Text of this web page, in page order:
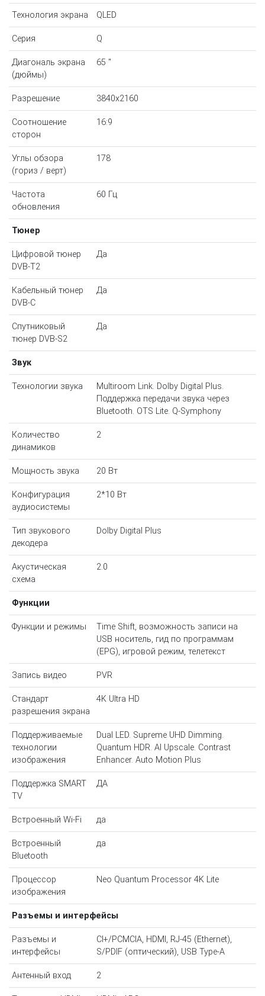
Технология экрана QLED
Серия Q
Диагональ экрана
(дюймы)
65 "
Разрешение 3840x2160
Соотношение
сторон
16:9
Углы обзора
(гориз / верт)
178
Частота
обновления
60 Гц
Тюнер
Цифровой тюнер
DVB-T2
Да
Кабельный тюнер
DVB-C
Да
Спутниковый
тюнер DVB-S2
Да
Звук
Технологии звука
Multiroom Link. Dolby Digital Plus.
Поддержка передачи звука через
Bluetooth. OTS Lite. Q-Symphony
Количество
динамиков
2
Мощность звука 20 Вт
Конфигурация
аудиосистемы
2*10 Вт
Тип звукового
декодера
Dolby Digital Plus
Акустическая
схема
2.0
Функции
Функции и режимы
Time Shift, возможность записи на
USB носитель, гид по программам
(EPG), игровой режим, телетекст
Запись видео PVR
Стандарт
разрешения экрана
4K Ultra HD
Поддерживаемые
технологии
изображения
Dual LED. Supreme UHD Dimming.
Quantum HDR. AI Upscale. Contrast
Enhancer. Auto Motion Plus
Поддержка SMART
TV
ДА
Встроенный Wi-Fi да
Встроенный
Bluetooth
да
Процессор
изображения
Neo Quantum Processor 4K Lite
Разъемы и интерфейсы
Разъемы и
интерфейсы
CI+/PCMCIA, HDMI, RJ-45 (Ethernet),
S/PDIF (оптический), USB Type-A
Антенный вход 2